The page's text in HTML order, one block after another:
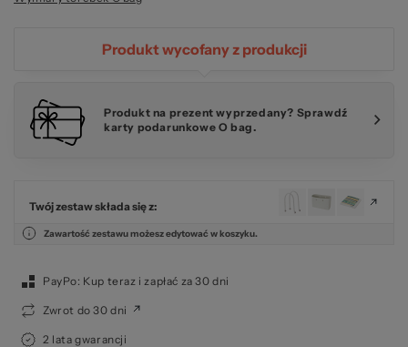
Produkt wycofany z produkcji
Produkt na prezent wyprzedany? Sprawdź
karty podarunkowe O bag.
Twój zestaw składa się z:
Zawartość zestawu możesz edytować w koszyku.
PayPo: Kup teraz i zapłać za 30 dni
Zwrot do 30 dni
2 lata gwarancji